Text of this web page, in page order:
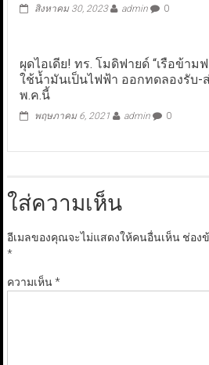
สิงหาคม 30, 2023 admin 0
ผุดไอเดีย! ทร. โมดิฟายด์ “เรือข้า
ใช้น้ำมันเป็นไฟฟ้า ออกทดลองรับ-
พ.ค.นี้
พฤษภาคม 6, 2021 admin 0
ใส่ความเห็น
อีเมลของคุณจะไม่แสดงให้คนอื่นเห็น ช่อง
*
ความเห็น*